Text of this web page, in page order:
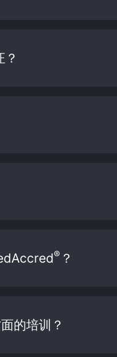
？
® ？
的培训？